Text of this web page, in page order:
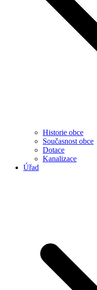
Historie obce
Současnost obce
Dotace
Kanalizace
Úřad